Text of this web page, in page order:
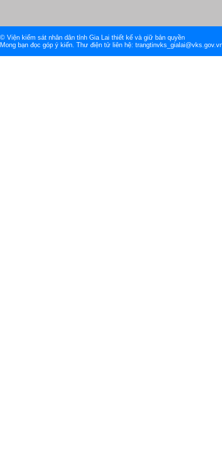
© Viện kiểm sát nhân dân tỉnh Gia Lai thiết kế và giữ bản quyền
Mong bạn đọc góp ý kiến. Thư điện tử liên hệ: